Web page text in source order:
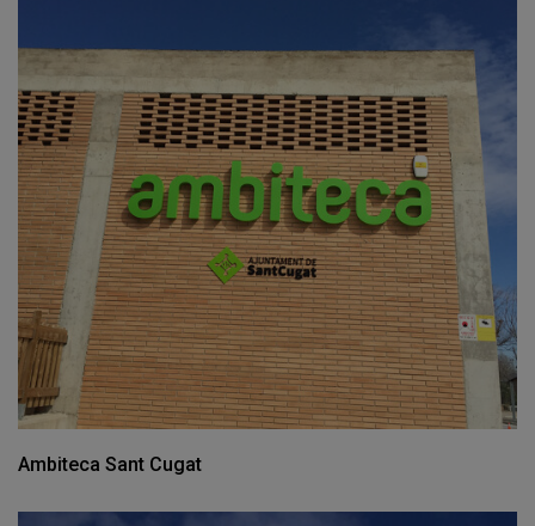
Ambiteca Sant Cugat